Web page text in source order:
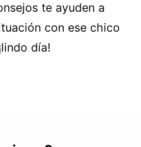
te ayuden a
con ese chico
día!